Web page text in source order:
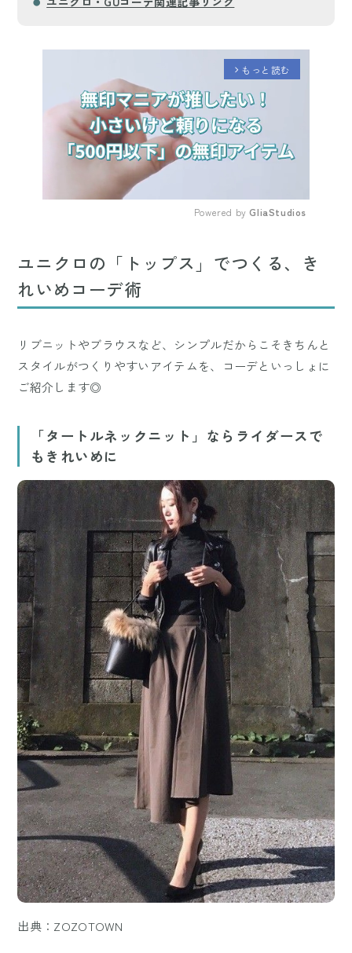
arrow_forward_ios もっと読む
Powered by GliaStudios
ユニクロの「トップス」でつくる、き
れいめコーデ術
リブニットやブラウスなど、シンプルだからこそきちんと
スタイルがつくりやすいアイテムを、コーデといっしょに
ご紹介します◎
「タートルネックニット」ならライダースで
もきれいめに
出典：ZOZOTOWN